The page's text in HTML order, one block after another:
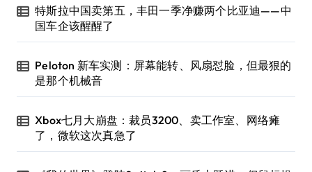
特斯拉中国卖第五，丰田一季净赚两个比亚迪——中
国车企该醒醒了
Peloton 新车实测：屏幕能转、风扇怼脸，但最狠的
是那个机械音
Xbox七月大崩盘：裁员3200、卖工作室、网络瘫
了，微软这次真急了